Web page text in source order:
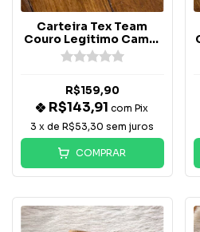
Carteira Tex Team
Couro Legitimo Camel
com Costura Verde
Neon Vertical
R$159,90
R$143,91com Pix
3 x deR$53,30 sem juros
COMPRAR